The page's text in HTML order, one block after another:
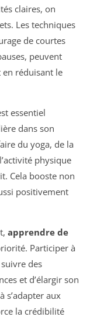
claires, on
Les techniques
de courtes
peuvent
réduisant le
essentiel
dans son
du yoga, de la
physique
Cela booste non
positivement
apprendre de
Participer à
des
et d’élargir son
s’adapter aux
la crédibilité